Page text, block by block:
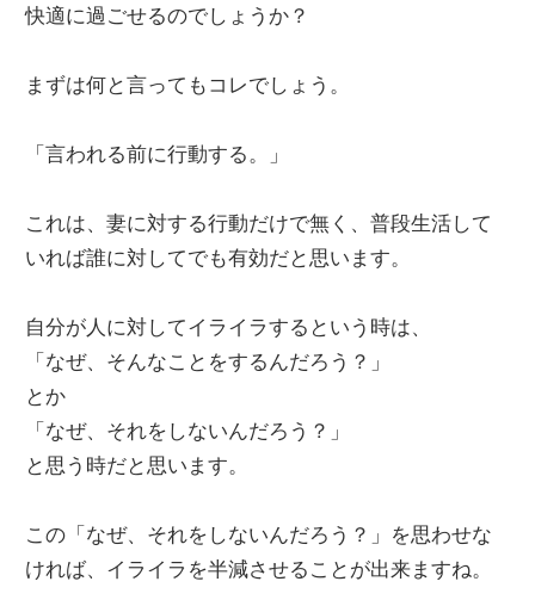
快適に過ごせるのでしょうか？
まずは何と言ってもコレでしょう。
「言われる前に行動する。」
これは、妻に対する行動だけで無く、普段生活して
いれば誰に対してでも有効だと思います。
自分が人に対してイライラするという時は、
「なぜ、そんなことをするんだろう？」
とか
「なぜ、それをしないんだろう？」
と思う時だと思います。
この「なぜ、それをしないんだろう？」を思わせな
ければ、イライラを半減させることが出来ますね。